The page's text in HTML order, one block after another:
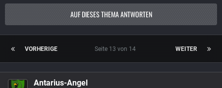
AUF DIESES THEMA ANTWORTEN
VORHERIGE WEITER
Seite 13 von 14
Antarius-Angel